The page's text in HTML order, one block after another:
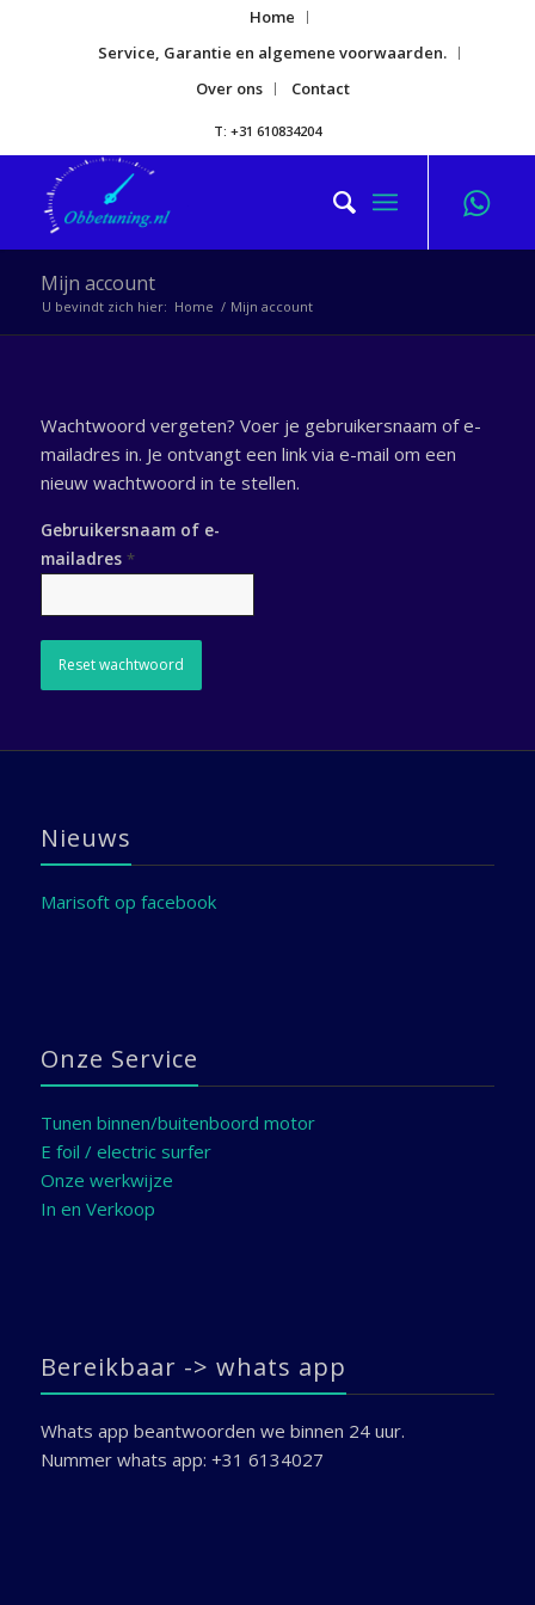
Home
Service, Garantie en algemene voorwaarden.
Over ons
Contact
T: +31 610834204
Mijn account
U bevindt zich hier: Home / Mijn account
Wachtwoord vergeten? Voer je gebruikersnaam of e-
mailadres in. Je ontvangt een link via e-mail om een
nieuw wachtwoord in te stellen.
Gebruikersnaam of e-
mailadres *
Reset wachtwoord
Nieuws
Marisoft op facebook
Onze Service
Tunen binnen/buitenboord motor
E foil / electric surfer
Onze werkwijze
In en Verkoop
Bereikbaar -> whats app
Whats app beantwoorden we binnen 24 uur.
Nummer whats app: +31 6134027